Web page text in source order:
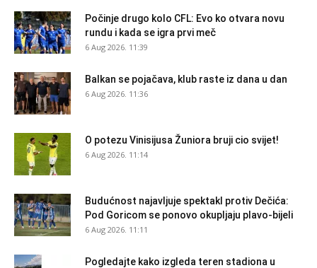
Počinje drugo kolo CFL: Evo ko otvara novu
rundu i kada se igra prvi meč
6 Aug 2026. 11:39
Balkan se pojačava, klub raste iz dana u dan
6 Aug 2026. 11:36
O potezu Vinisijusa Žuniora bruji cio svijet!
6 Aug 2026. 11:14
Budućnost najavljuje spektakl protiv Dečića:
Pod Goricom se ponovo okupljaju plavo-bijeli
6 Aug 2026. 11:11
Pogledajte kako izgleda teren stadiona u